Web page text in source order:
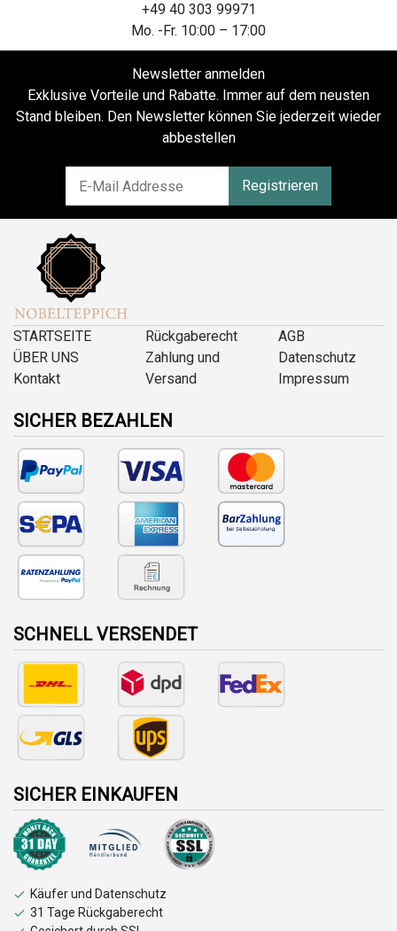
+49 40 303 99971
Mo. -Fr. 10:00 – 17:00
Newsletter anmelden
Exklusive Vorteile und Rabatte. Immer auf dem neusten
Stand bleiben. Den Newsletter können Sie jederzeit wieder
abbestellen
Registrieren
STARTSEITE
ÜBER UNS
Kontakt
Rückgaberecht
Zahlung und
Versand
AGB
Datenschutz
Impressum
SICHER BEZAHLEN
SCHNELL VERSENDET
SICHER EINKAUFEN
Käufer und Datenschutz
31 Tage Rückgaberecht